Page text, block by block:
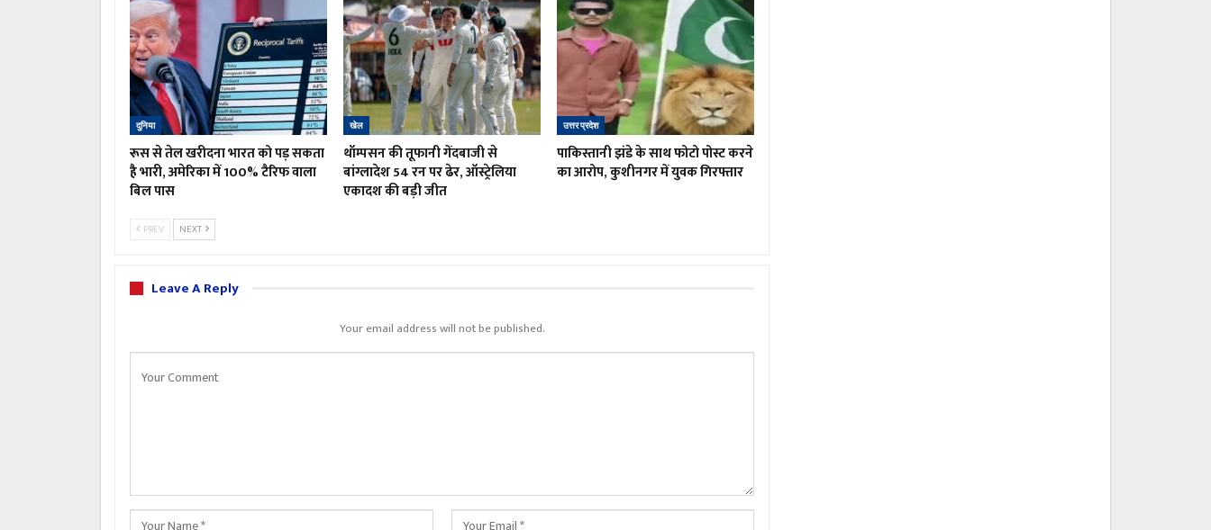
दुनिया
रूस से तेल खरीदना भारत को पड़ सकता
है भारी, अमेरिका में 100% टैरिफ वाला
बिल पास
खेल
थॉम्पसन की तूफानी गेंदबाजी से
बांग्लादेश 54 रन पर ढेर, ऑस्ट्रेलिया
एकादश की बड़ी जीत
उत्तर प्रदेश
पाकिस्तानी झंडे के साथ फोटो पोस्ट करने
का आरोप, कुशीनगर में युवक गिरफ्तार
PREV NEXT
Leave A Reply
Your email address will not be published.